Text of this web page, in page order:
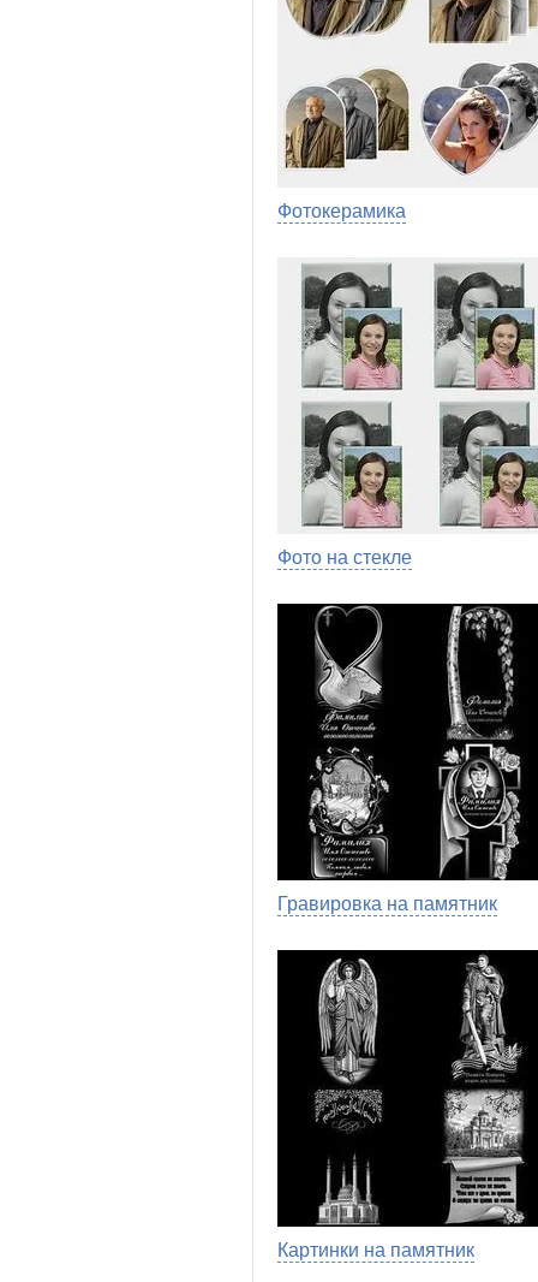
Фотокерамика
Фото на стекле
Гравировка на памятник
Картинки на памятник